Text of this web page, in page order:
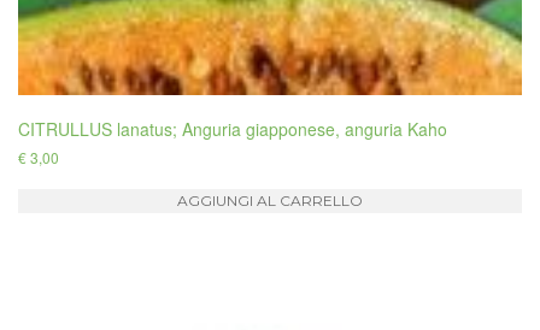
CITRULLUS lanatus; Anguria giapponese, anguria Kaho
€3,00
AGGIUNGI AL CARRELLO